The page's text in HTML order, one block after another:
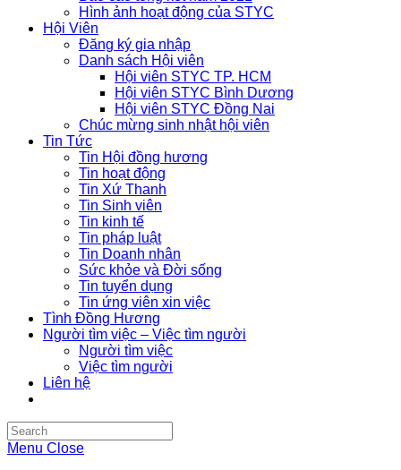
Hình ảnh hoạt động của STYC
Hội Viên
Đăng ký gia nhập
Danh sách Hội viên
Hội viên STYC TP. HCM
Hội viên STYC Bình Dương
Hội viên STYC Đồng Nai
Chúc mừng sinh nhật hội viên
Tin Tức
Tin Hội đồng hương
Tin hoạt động
Tin Xứ Thanh
Tin Sinh viên
Tin kinh tế
Tin pháp luật
Tin Doanh nhân
Sức khỏe và Đời sống
Tin tuyển dụng
Tin ứng viên xin việc
Tình Đồng Hương
Người tìm việc – Việc tìm người
Người tìm việc
Việc tìm người
Liên hệ
Search
this
Menu Close